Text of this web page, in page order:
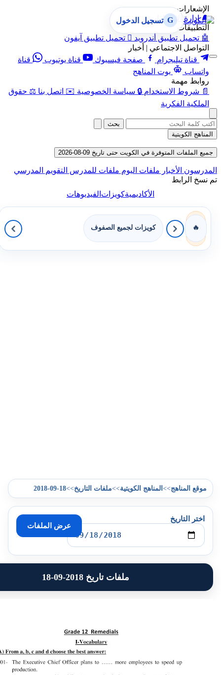
أندرويد  تحميل تطبيق آيفون
| أخبار
صفحة فيسبوك قناة يوتيوب
قناة
بوت المناهج
🔒 سياسة الخصوصية ✉️ اتصل بنا ⚖️ حقوق
G تسجيل الدخول
في الكويت حتى تاريخ 09-08-2026
ملفات اليوم ملفات للمدرسالتقويم المدرسي
كويزاتالفيديوهات
كويزات لجميع الصفوف
>>المناهج الكويتية >>ملفات التاريخ>>
2018-09-18
عرض الملفات
ملفات تاريخ 2018-09-18